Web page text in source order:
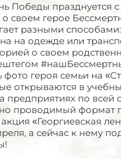
Победы празднуется с
о своем герое
разными
на одежде или
о своем
фото героя семьи на
открываются в
предприятиях по всей
проводимый формат
«Георгиевская
а сейчас к нему